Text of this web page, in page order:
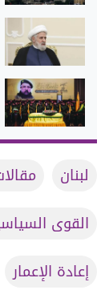
لبنان
القوى
إعادة الإعمار